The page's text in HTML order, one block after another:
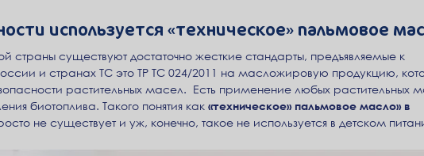
используется «техническое» пальмовое
существуют достаточно жесткие стандарты, предъявляемые к
и странах ТС это ТР ТС 024/2011 на масложировую продукцию,
растительных масел. Есть применение любых растительных
биотоплива. Такого понятия как «техническое» пальмовое масло» в
не существует и уж, конечно, такое не используется в детском